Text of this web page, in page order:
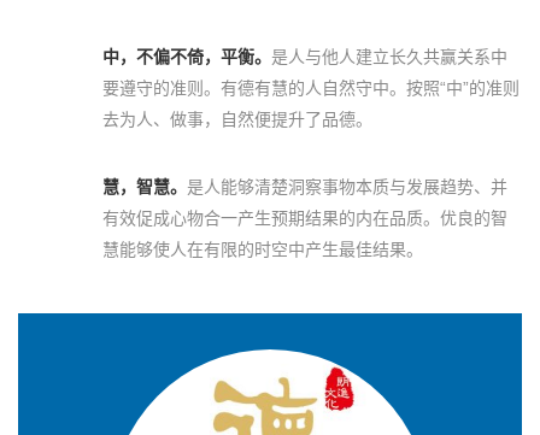
中，不偏不倚，平衡。 是人与他人建立长久共赢关系中
要遵守的准则。有德有慧的人自然守中。按照“中”的准则
去为人、做事，自然便提升了品德。
慧，智慧。 是人能够清楚洞察事物本质与发展趋势、并
有效促成心物合一产生预期结果的内在品质。优良的智
慧能够使人在有限的时空中产生最佳结果。